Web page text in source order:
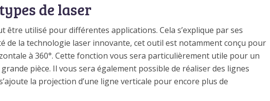
de laser
être utilisé pour différentes applications. Cela s’explique par ses
de la technologie laser innovante, cet outil est notamment conçu pour
à 360°. Cette fonction vous sera particulièrement utile pour un
pièce. Il vous sera également possible de réaliser des lignes
la projection d’une ligne verticale pour encore plus de